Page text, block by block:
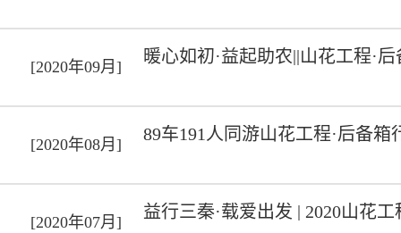
[2020年09月]
暖心如初·益起助农||山花工程·
[2020年08月]
89车191人同游山花工程·后备
[2020年07月]
益行三秦·载爱出发 | 2020山花